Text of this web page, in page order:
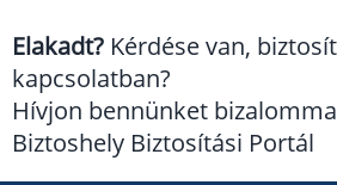
KÖBE Biztosító
Mondial Assistance
Posta Biztosító
Elakadt? Kérdése van,
kapcsolatban?
Hívjon bennünket
Biztoshely Biztosítási Portál